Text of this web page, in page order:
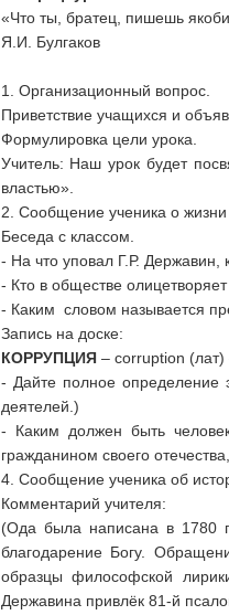
«Что ты, братец, пишешь
Я.И. Булгаков
1. Организационный вопрос.
Приветствие учащихся и
Формулировка цели урока.
Учитель: Наш урок будет
властью».
2. Сообщение ученика о жизни
Беседа с классом.
- На что уповал Г.Р. Державин,
- Кто в обществе
- Каким словом называется
Запись на доске:
КОРРУПЦИЯ– corruption (лат)
- Дайте полное определение
деятелей.)
- Каким должен быть
гражданином своего
4. Сообщение ученика об
Комментарий учителя:
(Ода была написана в 1780
благодарение Богу.
образцы философской
Державина привлёк 81-й